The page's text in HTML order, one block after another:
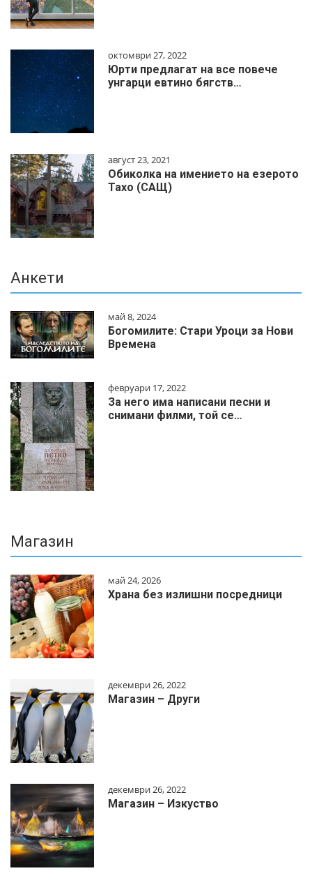
октомври 27, 2022
Юрти предлагат на все повече
унгарци евтино бягств…
август 23, 2021
Обиколка на имението на езерото
Тахо (САЩ)
Анкети
май 8, 2024
Богомилите: Стари Уроци за Нови
Времена
февруари 17, 2022
За него има написани песни и
снимани филми, той се…
Магазин
май 24, 2026
Храна без излишни посредници
декември 26, 2022
Магазин – Други
декември 26, 2022
Магазин – Изкуство